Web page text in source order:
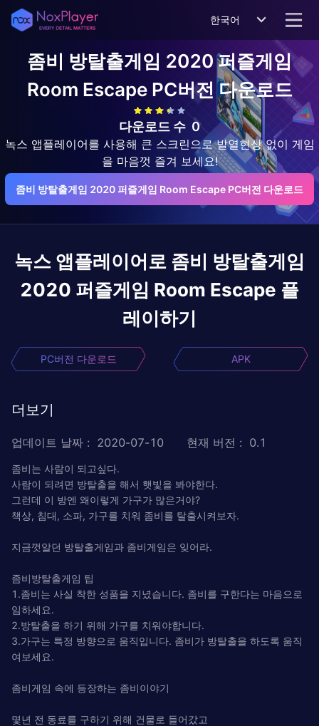
한국어
좀비 방탈출게임 2020 퍼즐게임
Room EscapePC버전 다운로드
다운로드 수 0
녹스 앱플레이어를 사용해 큰 스크린으로 발열현상 없이 게임
을 마음껏 즐겨 보세요!
좀비 방탈출게임 2020 퍼즐게임 Room Escape PC버전 다운로드
녹스 앱플레이어로 좀비 방탈출게임
2020 퍼즐게임 Room Escape 플
레이하기
PC버전 다운로드 APK
더보기
업데이트 날짜 : 2020-07-10 현재 버전 : 0.1
좀비는 사람이 되고싶다.
사람이 되려면 방탈출을 해서 햇빛을 봐야한다.
그런데 이 방엔 왜이렇게 가구가 많은거야?
책상, 침대, 소파, 가구를 치워 좀비를 탈출시켜보자.
지금껏알던 방탈출게임과 좀비게임은 잊어라.
좀비방탈출게임 팁
1.좀비는 사실 착한 성품을 지녔습니다. 좀비를 구한다는 마음으로
임하세요.
2.방탈출을 하기 위해 가구를 치워야합니다.
3.가구는 특정 방향으로 움직입니다. 좀비가 방탈출을 하도록 움직
여보세요.
좀비게임 속에 등장하는 좀비이야기
몇년 전 동료를 구하기 위해 건물로 들어갔고